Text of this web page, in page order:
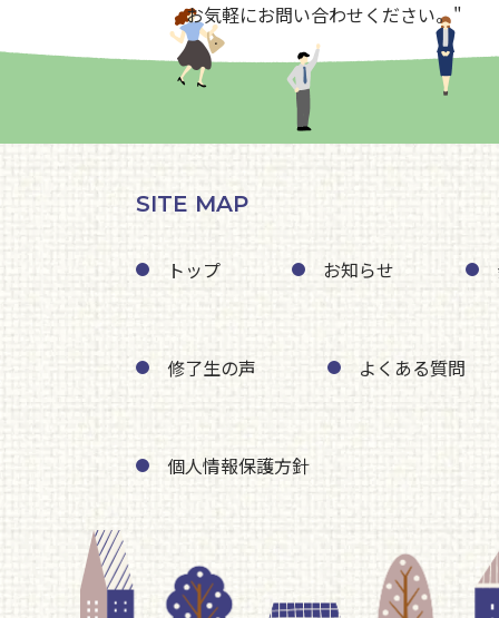
お気軽にお問い合わせください。"
SITE MAP
トップ お知らせ
修了生の声 よくある質問
個人情報保護方針